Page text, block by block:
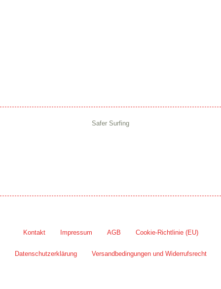
Safer Surfing
Kontakt Impressum AGB Cookie-Richtlinie (EU)
Datenschutzerklärung Versandbedingungen und Widerrufsrecht